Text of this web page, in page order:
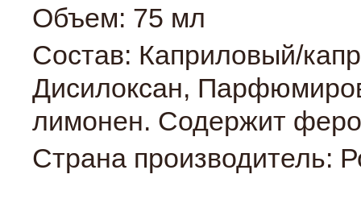
Объем: 75 мл
Состав: Каприловый/
Дисилоксан,
лимонен. Содержит
Страна производитель: